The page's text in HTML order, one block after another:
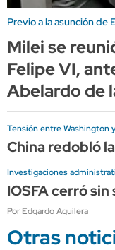
Previo a la asunción de
Milei se
Felipe VI,
Abelardo de
Tensión entre Washington
China redobló
Investigaciones
IOSFA cerró
Por Edgardo Aguilera
Otras